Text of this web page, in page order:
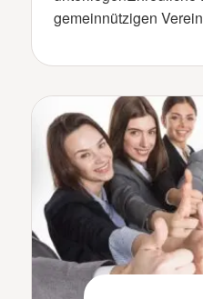
gemeinnützigen